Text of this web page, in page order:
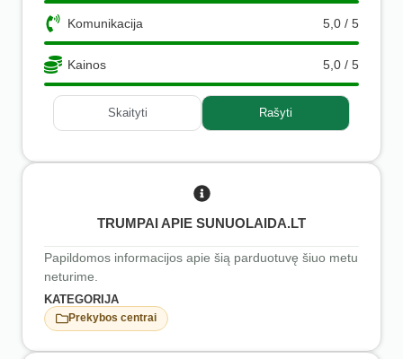
Komunikacija 5,0 / 5
Kainos 5,0 / 5
Skaityti Rašyti
TRUMPAI APIE SUNUOLAIDA.LT
Papildomos informacijos apie šią parduotuvę šiuo metu
neturime.
KATEGORIJA
Prekybos centrai